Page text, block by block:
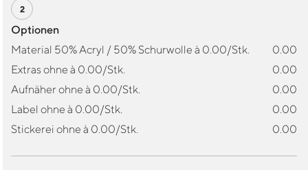
Optionen
Material 50% Acryl / 50% Schurwolle à 0.00/Stk.
0.00
Extras ohne à 0.00/Stk.
0.00
Aufnäher ohne à 0.00/Stk.
0.00
Label ohne à 0.00/Stk.
0.00
Stickerei ohne à 0.00/Stk.
0.00